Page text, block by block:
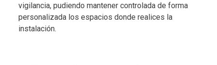
vigilancia, pudiendo mantener controlada de forma
personalizada los espacios donde realices la
instalación.